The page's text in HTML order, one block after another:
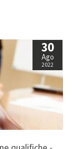
30
Ago
2022